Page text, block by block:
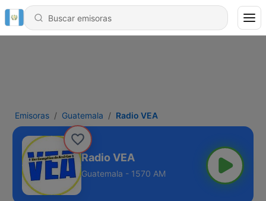
Emisoras Guatemala Radio VEA
Radio VEA
Guatemala - 1570 AM